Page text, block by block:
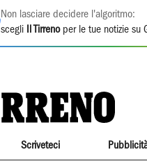
Non lasciare decidere l'algoritmo:
scegli
Il Tirrenoper le tue notizie su
Scriveteci